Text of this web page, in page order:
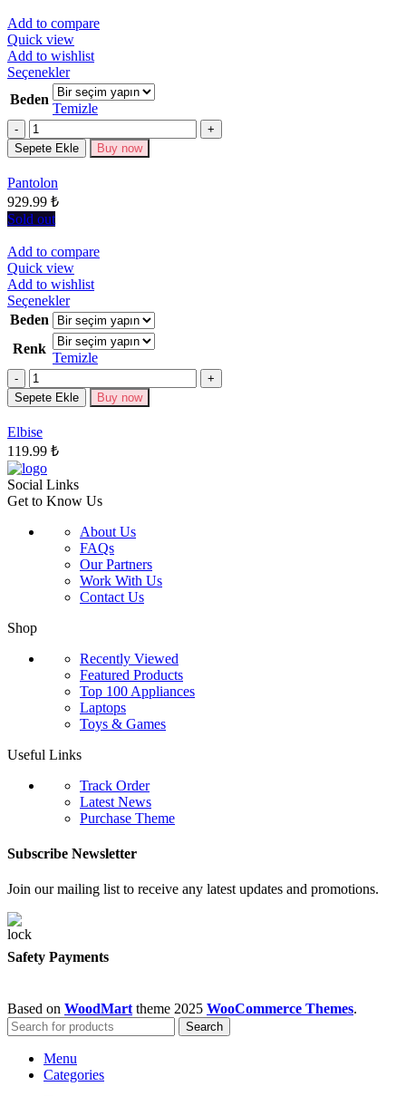
Add to compare
Quick view
Add to wishlist
SeçeneklerBu
ürünün
birden
fazla
varyasyonu
var.
Beden
Temizle
Miktar
Sepete Ekle Buy now
Pantolon
929.99 ₺
Sold out
Add to compare
Quick view
Add to wishlist
SeçeneklerBu
ürünün
birden
fazla
varyasyonu
Seçenekler
Beden
Renk
Temizle
Miktar
Sepete Ekle Buy now
Elbise
119.99 ₺
Social Links
Get to Know Us
About Us
FAQs
Our Partners
Work With Us
Contact Us
Shop
Recently Viewed
Featured Products
Top 100 Appliances
Laptops
Toys & Games
Useful Links
Track Order
Latest News
Purchase Theme
Subscribe Newsletter
Join our mailing list to receive any latest updates and promotions.
Safety Payments
Based on WoodMart theme 2025 WooCommerce Themes.
Search
Menu
Categories